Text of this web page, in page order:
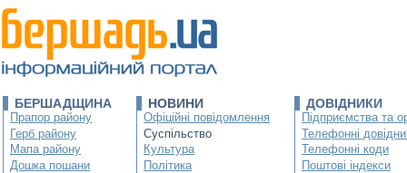
БЕРШАДЩИНА
Прапор району
Герб району
Мапа району
Дошка пошани
НОВИНИ
Офіційні повідомлення
Суспільство
Культура
Політика
ДОВІДНИКИ
Підприємства та
Телефонні
Телефонні коди
Поштові індекси